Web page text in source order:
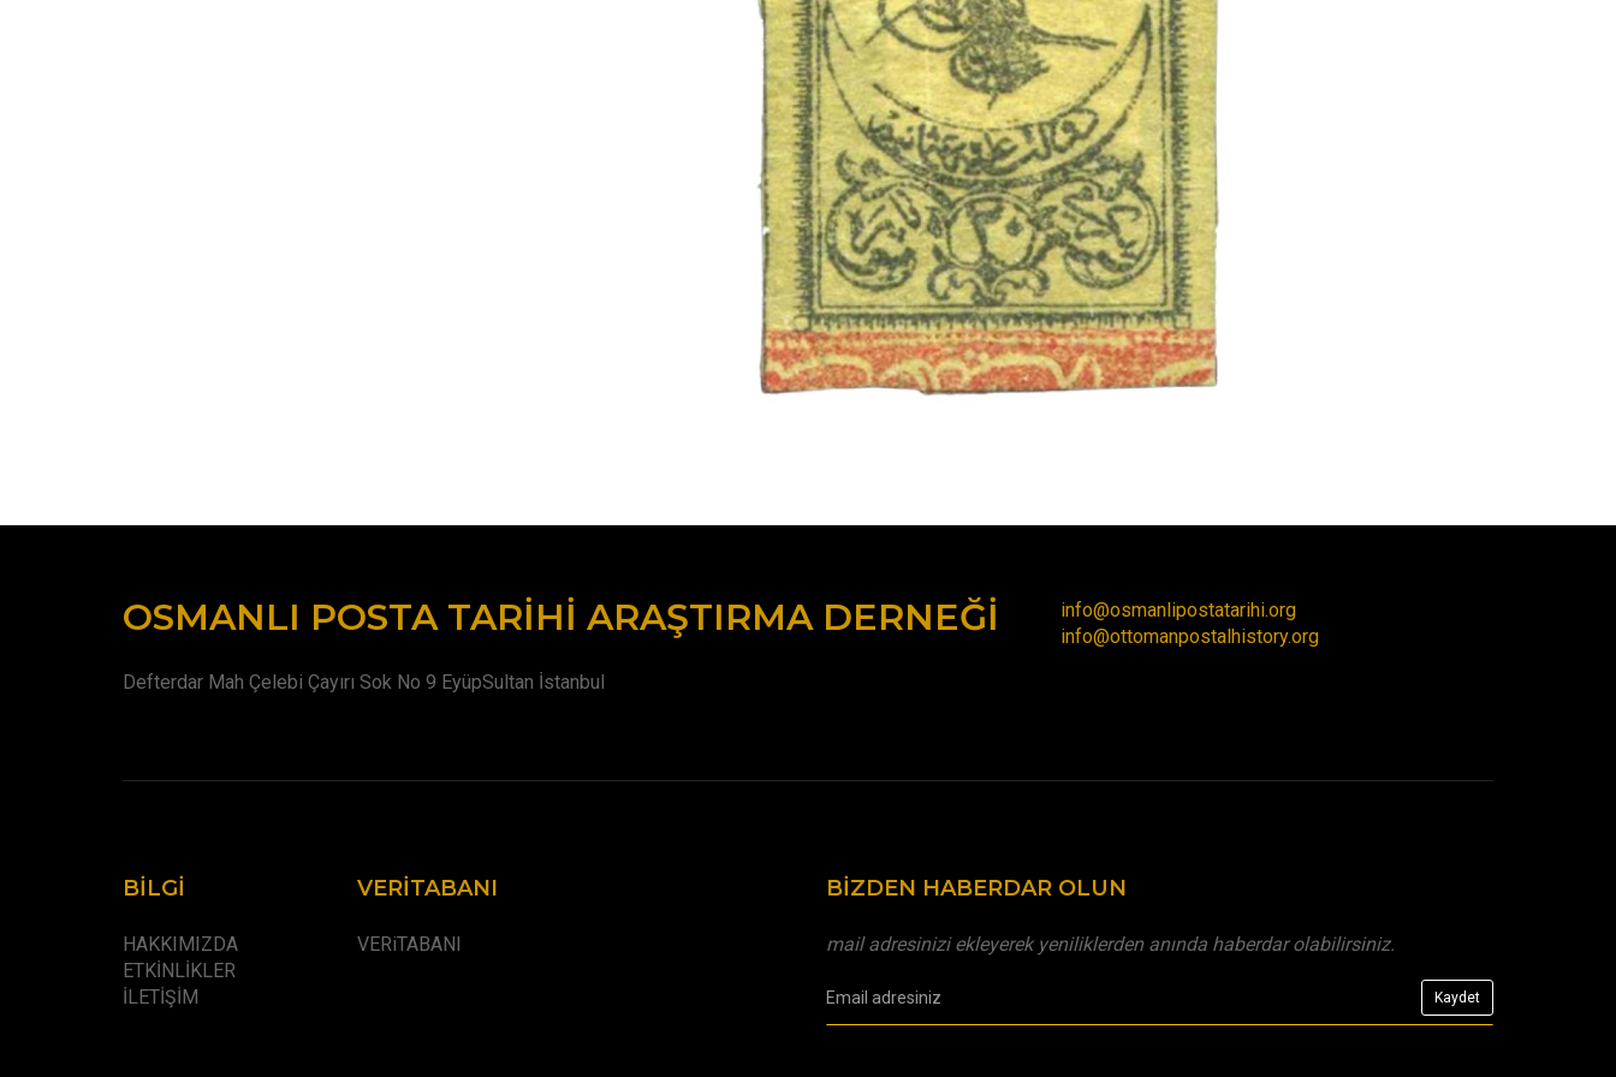
OSMANLI POSTA TARIHI ARAŞTIRMA DERNEĞI
Defterdar Mah Çelebi Çayırı Sok No 9 EyüpSultan İstanbul
info@osmanlipostatarihi.org
info@ottomanpostalhistory.org
BILGI
HAKKIMIZDA
ETKİNLİKLER
İLETİŞİM
VERITABANI
VERiTABANI
BIZDEN HABERDAR OLUN
mail adresinizi ekleyerek yeniliklerden anında haberdar olabilirsiniz.